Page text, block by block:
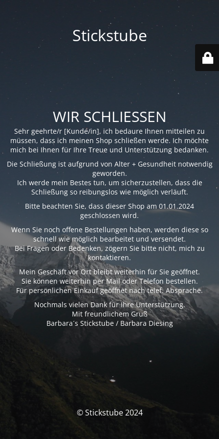
Stickstube
WIR SCHLIESSEN
Sehr geehrte/r [Kunde/in], ich bedaure Ihnen mitteilen zu
müssen, dass ich meinen Shop schließen werde. Ich möchte
mich bei Ihnen für Ihre Treue und Unterstützung bedanken.
Die Schließung ist aufgrund von Alter + Gesundheit notwendig
geworden.
Ich werde mein Bestes tun, um sicherzustellen, dass die
Schließung so reibungslos wie möglich verläuft.
Bitte beachten Sie, dass dieser Shop am 01.01.2024
geschlossen wird.
Wenn Sie noch offene Bestellungen haben, werden diese so
schnell wie möglich bearbeitet und versendet.
Bei Fragen oder Bedenken, zögern Sie bitte nicht, mich zu
kontaktieren.
Mein Geschäft vor Ort bleibt weiterhin für Sie geöffnet.
Sie können weiterhin per Mail oder Telefon bestellen.
Für persönlichen Einkauf geöffnet nach telef. Absprache.
Nochmals vielen Dank für Ihre Unterstützung.
Mit freundlichem Gruß
Barbara´s Stickstube / Barbara Diesing
© Stickstube 2024